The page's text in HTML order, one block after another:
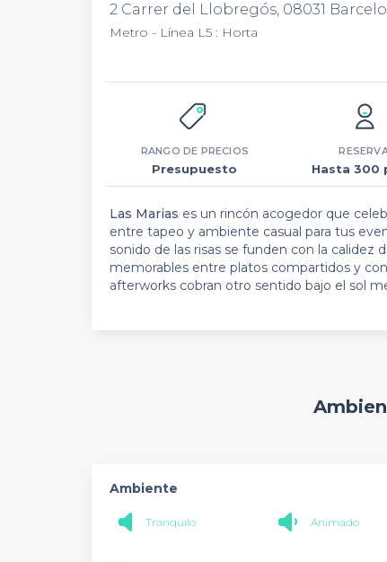
2 Carrer del Llobregós, 08031
Metro - Línea L5 : Horta
RANGO DE PRECIOS
Presupuesto Hasta 300
Las Marias es un rincón acogedor que
entre tapeo y ambiente casual para tus
sonido de las risas se funden con la
memorables entre platos compartidos y
afterworks cobran otro sentido bajo el sol
Ambiente
Tranquilo Animado